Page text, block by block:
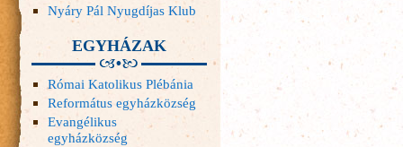
Nyáry Pál Nyugdíjas Klub
EGYHÁZAK
Római Katolikus Plébánia
Református egyházközség
Evangélikus
egyházközség